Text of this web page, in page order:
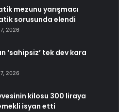
mezunu yarışmacı
sorusunda elendi
2026
‘sahipsiz’ tek dev kara
2026
kilosu 300 liraya
isyan etti